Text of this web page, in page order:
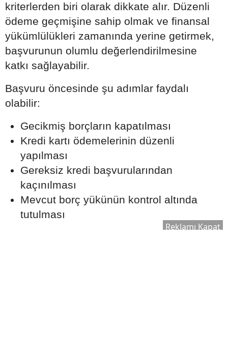
kriterlerden biri olarak dikkate alır. Düzenli
ödeme geçmişine sahip olmak ve finansal
yükümlülükleri zamanında yerine getirmek,
başvurunun olumlu değerlendirilmesine
katkı sağlayabilir.
Başvuru öncesinde şu adımlar faydalı
olabilir:
Gecikmiş borçların kapatılması
Kredi kartı ödemelerinin düzenli
yapılması
Gereksiz kredi başvurularından
kaçınılması
Mevcut borç yükünün kontrol altında
tutulması
Reklamı Kapat